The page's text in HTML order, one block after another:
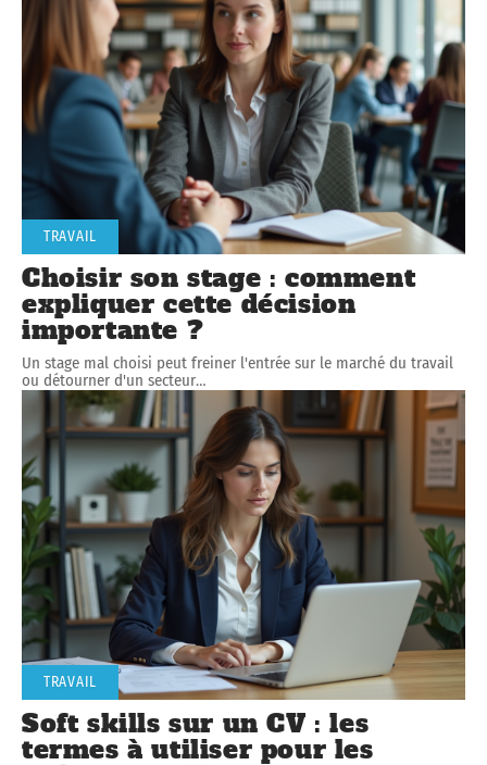
TRAVAIL
Choisir son stage : comment
expliquer cette décision
importante ?
Un stage mal choisi peut freiner l'entrée sur le marché du travail
ou détourner d'un secteur…
TRAVAIL
Soft skills sur un CV : les
termes à utiliser pour les